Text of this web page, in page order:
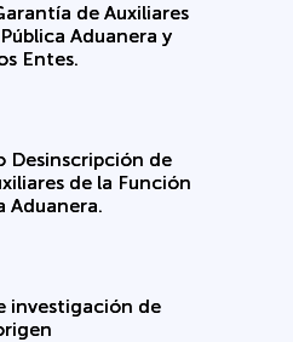
de Auxiliares
Aduanera y
Entes.
Desinscripción de
de la Función
Aduanera.
investigación de